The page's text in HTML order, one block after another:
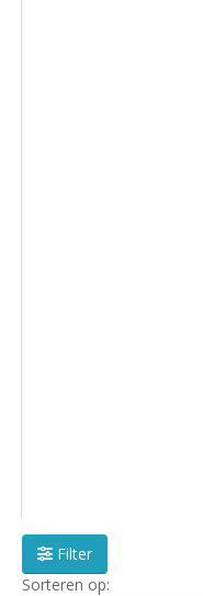
Filter
Sorteren op: